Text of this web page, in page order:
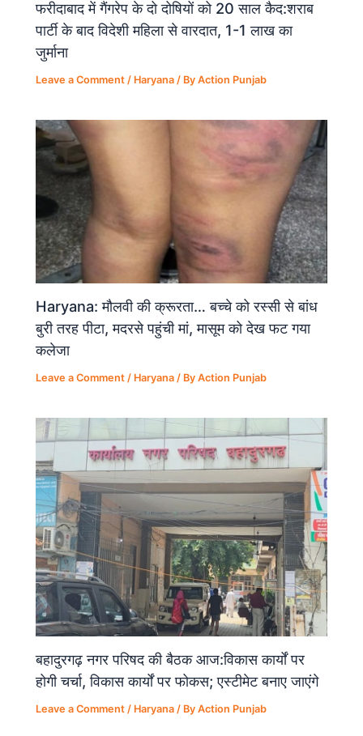
फरीदाबाद में गैंगरेप के दो दोषियों को 20 साल कैद:शराब
पार्टी के बाद विदेशी महिला से वारदात, 1-1 लाख का
जुर्माना
Leave a Comment / Haryana / ByAction Punjab
Haryana: मौलवी की क्रूरता… बच्चे को रस्सी से बांध
बुरी तरह पीटा, मदरसे पहुंची मां, मासूम को देख फट गया
कलेजा
Leave a Comment / Haryana / ByAction Punjab
बहादुरगढ़ नगर परिषद की बैठक आज:विकास कार्यों पर
होगी चर्चा, विकास कार्यों पर फोकस; एस्टीमेट बनाए जाएंगे
Leave a Comment / Haryana / ByAction Punjab